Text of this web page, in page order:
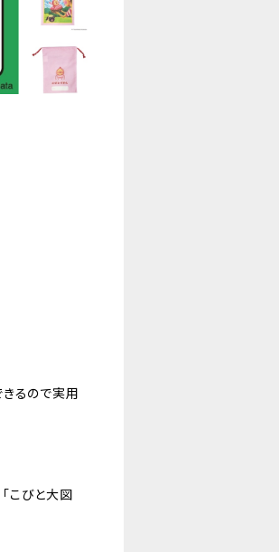
るので実用
こびと大図